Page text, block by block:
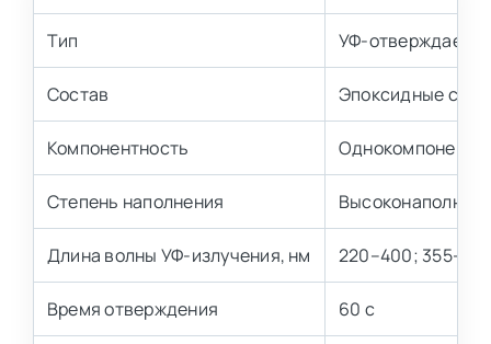
Тип УФ-
Состав Эпоксидные
Компонентность
Степень наполнения
Длина волны УФ-излучения, нм 220–400;
Время отверждения 60 с